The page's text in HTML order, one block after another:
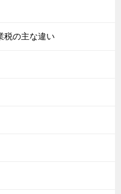
税の主な違い